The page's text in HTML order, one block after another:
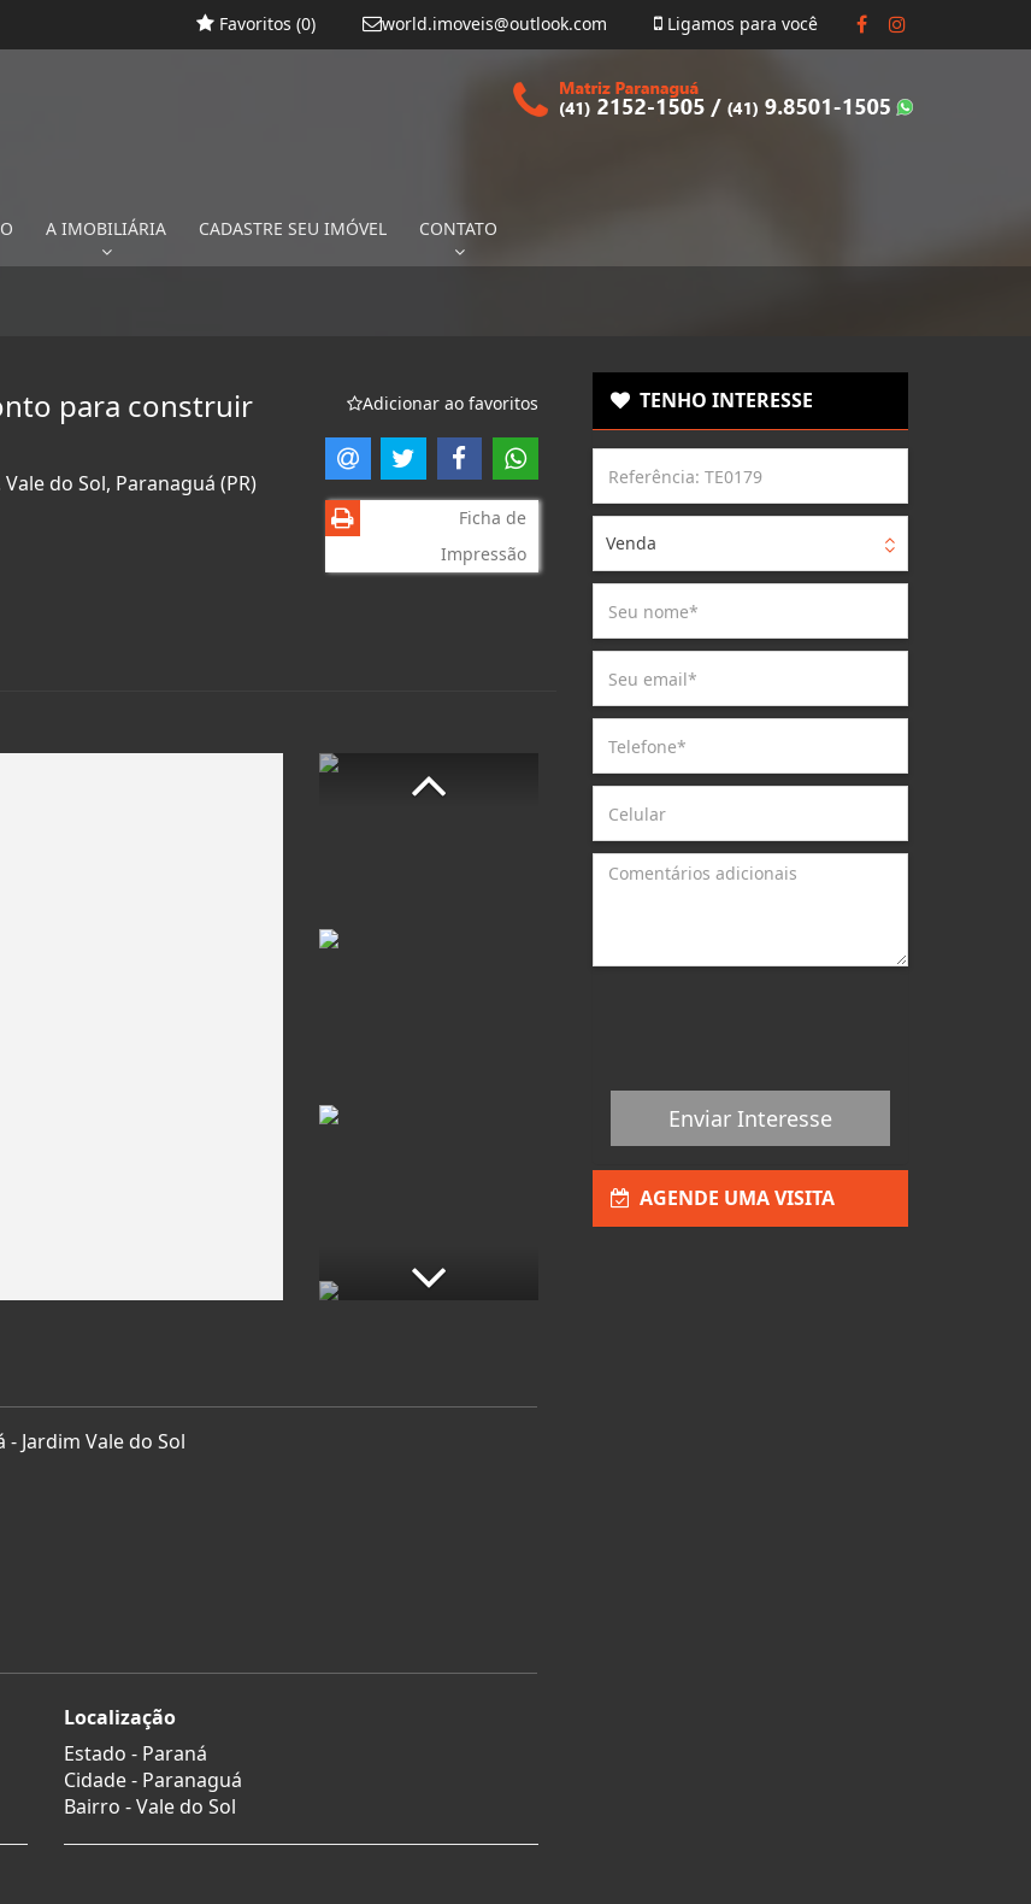
Ligamos para você
world.imoveis@outlook.com
Favoritos (0)
A IMOBILIÁRIA CADASTRE SEU IMÓVEL CONTATO
para construir
do Sol, Paranaguá (PR)
Adicionar ao favoritos
Ficha de
Impressão
Jardim Vale do Sol
Localização
Estado - Paraná
Cidade - Paranaguá
Bairro -Vale do Sol
TENHO INTERESSE
Venda
Enviar Interesse
AGENDE UMA VISITA